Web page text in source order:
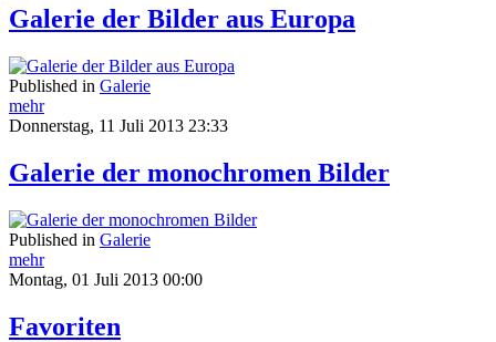
Galerie der Bilder aus Europa
Published in Galerie
mehr
Donnerstag, 11 Juli 2013 23:33
Galerie der monochromen Bilder
Published in Galerie
mehr
Montag, 01 Juli 2013 00:00
Favoriten